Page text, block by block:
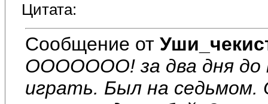
Цитата:
Сообщение от
ООООООО! за два дня до
играть. Был на седьмом.